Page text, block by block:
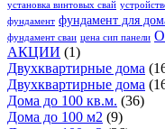
установка винтовых свай
фундамент фундамент для
фундамент сваи цена сип панели
АКЦИИ (1)
Двухквартирные дома
Двухквартирные дома
Дома до 100 кв.м. (36)
Дома до 100 м2 (9)